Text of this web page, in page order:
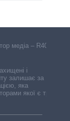
медіа – R40-
і
залишає за
яка
якої є треті